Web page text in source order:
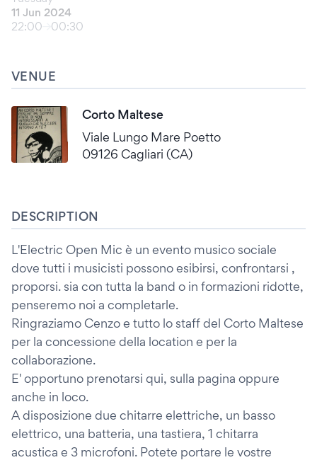
11 Jun 2024
22:00
00:30
VENUE
Corto Maltese
Viale Lungo Mare Poetto
09126 Cagliari (CA)
DESCRIPTION
L'Electric Open Mic è un evento musico sociale
dove tutti i musicisti possono esibirsi, confrontarsi ,
proporsi. sia con tutta la band o in formazioni ridotte,
penseremo noi a completarle.
Ringraziamo Cenzo e tutto lo staff del Corto Maltese
per la concessione della location e per la
collaborazione.
E' opportuno prenotarsi qui, sulla pagina oppure
anche in loco.
A disposizione due chitarre elettriche, un basso
elettrico, una batteria, una tastiera, 1 chitarra
acustica e 3 microfoni. Potete portare le vostre